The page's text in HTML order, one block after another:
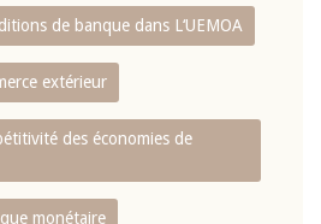
de banque dans L‘UEMOA
extérieur
des économies de
monétaire